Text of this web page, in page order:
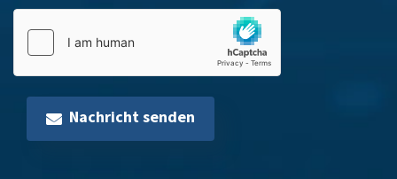
Nachricht senden